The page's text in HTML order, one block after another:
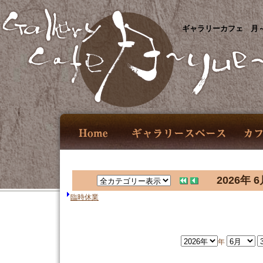
ギャラリーカフェ 月
2026年 6
臨時休業
年